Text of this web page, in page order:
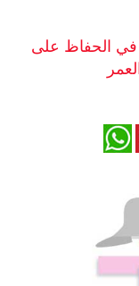
سياحة
في الحفاظ على